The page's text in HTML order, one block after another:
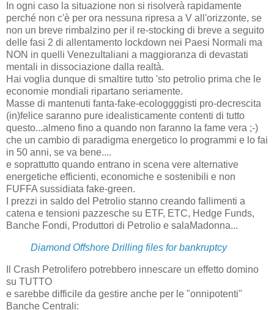
In ogni caso la situazione non si risolverà rapidamente
perché non c'è per ora nessuna ripresa a V all'orizzonte, se
non un breve rimbalzino per il re-stocking di breve a seguito
delle fasi 2 di allentamento lockdown nei Paesi Normali ma
NON in quelli VenezuItaliani a maggioranza di devastati
mentali in dissociazione dalla realtà.
Hai voglia dunque di smaltire tutto 'sto petrolio prima che le
economie mondiali ripartano seriamente.
Masse di mantenuti fanta-fake-ecologgggisti pro-decrescita
(in)felice saranno pure idealisticamente contenti di tutto
questo...almeno fino a quando non faranno la fame vera ;-)
che un cambio di paradigma energetico lo programmi e lo fai
in 50 anni, se va bene....
e soprattutto quando entrano in scena vere alternative
energetiche efficienti, economiche e sostenibili e non
FUFFA sussidiata fake-green.
I prezzi in saldo del Petrolio stanno creando fallimenti a
catena e tensioni pazzesche su ETF, ETC, Hedge Funds,
Banche Fondi, Produttori di Petrolio e salaMadonna...
Diamond Offshore Drilling files for bankruptcy
Il Crash Petrolifero potrebbero innescare un effetto domino
su TUTTO
e sarebbe difficile da gestire anche per le "onnipotenti"
Banche Centrali: